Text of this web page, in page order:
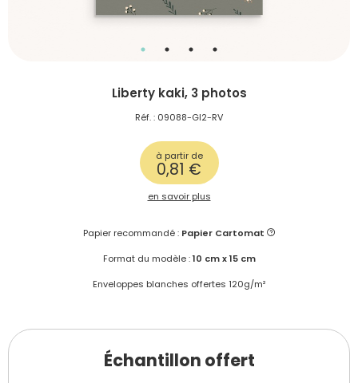
Liberty kaki, 3 photos
Réf. : 09088-GI2-RV
à partir de
0,81 €
en savoir plus
Papier recommandé :Papier Cartomat
Format du modèle : 10 cm x 15 cm
Enveloppes blanches offertes 120g/m²
Échantillon offert